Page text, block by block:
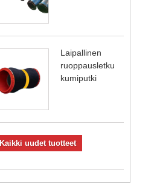
Laipallinen
ruoppausletku
kumiputki
Kaikki uudet tuotteet